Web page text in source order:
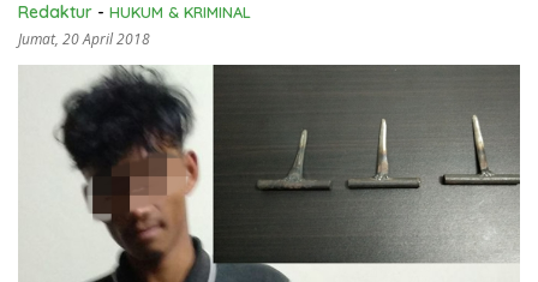
Redaktur - HUKUM & KRIMINAL
Jumat, 20 April 2018